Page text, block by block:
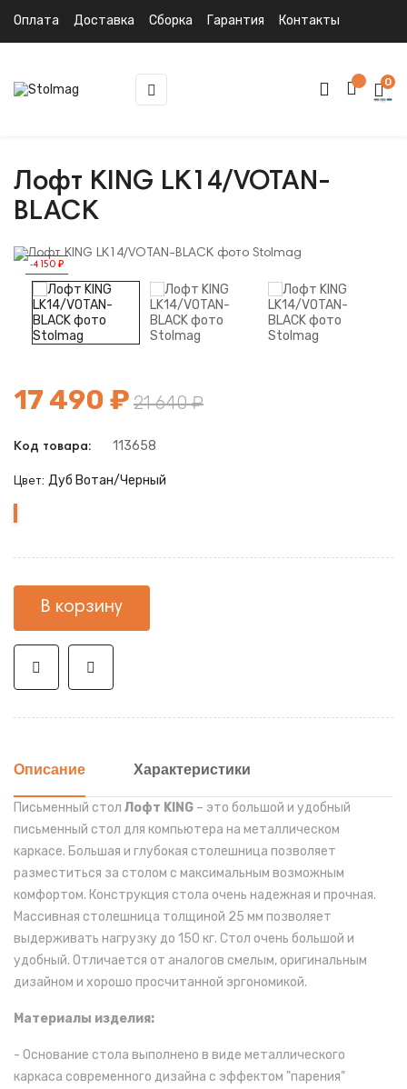
Оплата Доставка Сборка Гарантия Контакты
Toggle
navigation
☰ 0
Лофт KING LK14/VOTAN-
BLACK
-4 150 ₽
17 490 ₽ 21 640 ₽
Код товара: 113658
Цвет: Дуб Вотан/Черный
Вотан/
В корзину
Описание Характеристики
Письменный стол Лофт KING – это большой и удобный
письменный стол для компьютера на металлическом
каркасе. Большая и глубокая столешница позволяет
разместиться за столом с максимальным возможным
комфортом. Конструкция стола очень надежная и прочная.
Массивная столешница толщиной 25 мм позволяет
выдерживать нагрузку до 150 кг. Стол очень большой и
удобный. Отличается от аналогов смелым, оригинальным
дизайном и хорошо просчитанной эргономикой.
Материалы изделия:
- Основание стола выполнено в виде металлического
каркаса современного дизайна с эффектом "парения"